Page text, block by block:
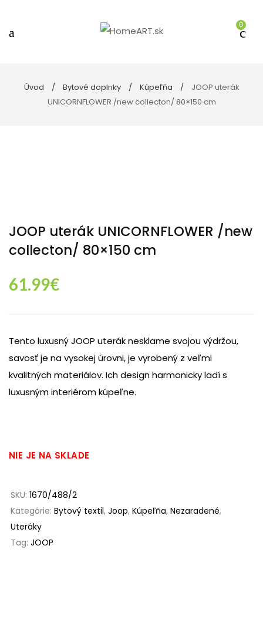
0
Úvod Bytové doplnky Kúpeľňa
JOOP uterák
UNICORNFLOWER /new collecton/ 80×150 cm
JOOP uterák UNICORNFLOWER /new
collecton/ 80×150 cm
61.99€
Tento luxusný JOOP uterák nesklame svojou výdržou,
savosť je na vysokej úrovni, je vyrobený z veľmi
kvalitných materiálov. Ich design harmonicky ladí s
luxusným interiérom kúpeľne.
NIE JE NA SKLADE
SKU: 1670/488/2
Kategórie: Bytový textil, Joop, Kúpeľňa, Nezaradené,
Uteráky
Tag: JOOP